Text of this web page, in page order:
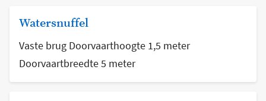
Watersnuffel
Vaste brug Doorvaarthoogte 1,5 meter
Doorvaartbreedte 5 meter